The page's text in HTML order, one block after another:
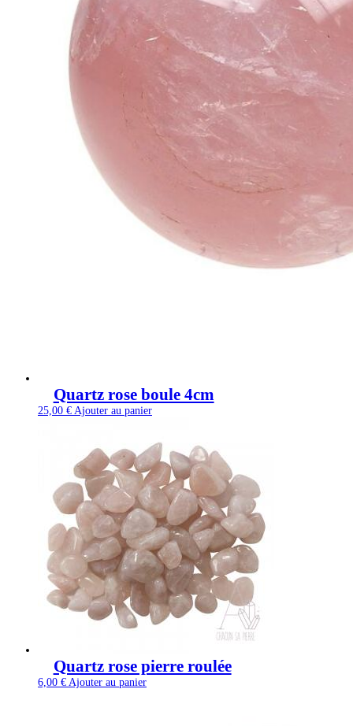
Quartz rose boule 4cm
25,00 € Ajouter au panier
Quartz rose pierre roulée
6,00 € Ajouter au panier